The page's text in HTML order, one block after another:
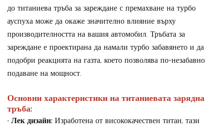
до титаниева тръба за зареждане с премахване на турбо
ауспуха може да окаже значително влияние върху
производителността на вашия автомобил. Тръбата за
зареждане е проектирана да намали турбо забавянето и да
подобри реакцията на газта, което позволява по-незабавно
подаване на мощност.
Основни характеристики на титаниевата зарядна
тръба:
· Лек дизайн: Изработена от висококачествен титан, тази